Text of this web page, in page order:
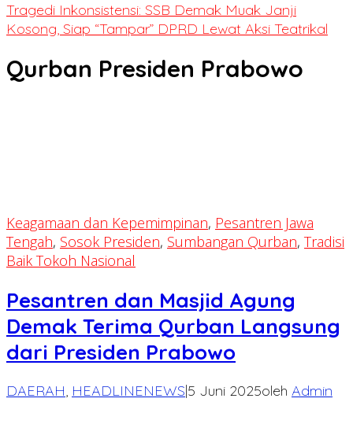
Tragedi Inkonsistensi: SSB Demak Muak Janji
Kosong, Siap “Tampar” DPRD Lewat Aksi Teatrikal
Qurban Presiden Prabowo
Keagamaan dan Kepemimpinan, Pesantren Jawa
Tengah, Sosok Presiden, Sumbangan Qurban, Tradisi
Baik Tokoh Nasional
Pesantren dan Masjid Agung
Demak Terima Qurban Langsung
dari Presiden Prabowo
DAERAH, HEADLINENEWS|5 Juni 2025oleh Admin